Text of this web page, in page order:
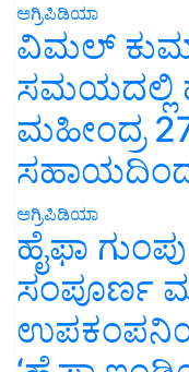
ಅಗ್ರಿಪಿಡಿಯಾ
ವಿಮಲ್
ಸಮಯದಲ್ಲಿ
ಮಹೀಂದ್ರ
ಅಗ್ರಿಪಿಡಿಯಾ
ಹೈಫಾ
ಸಂಪೂರ್ಣ